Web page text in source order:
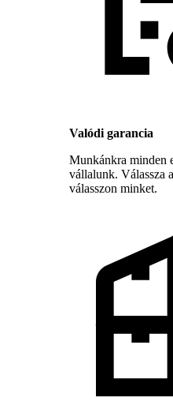
Valódi garancia
Munkánkra minden
vállalunk. Válassza
válasszon minket.